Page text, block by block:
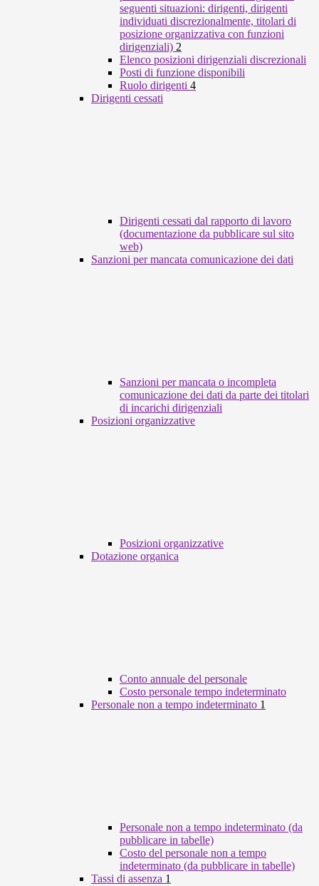
seguenti situazioni: dirigenti, dirigenti
individuati discrezionalmente, titolari di
posizione organizzativa con funzioni
dirigenziali) 2
Elenco posizioni dirigenziali discrezionali
Posti di funzione disponibili
Ruolo dirigenti 4
Dirigenti cessati
Dirigenti cessati dal rapporto di lavoro
(documentazione da pubblicare sul sito
web)
Sanzioni per mancata comunicazione dei dati
Sanzioni per mancata o incompleta
comunicazione dei dati da parte dei titolari
di incarichi dirigenziali
Posizioni organizzative
Posizioni organizzative
Dotazione organica
Conto annuale del personale
Costo personale tempo indeterminato
Personale non a tempo indeterminato 1
Personale non a tempo indeterminato (da
pubblicare in tabelle)
Costo del personale non a tempo
indeterminato (da pubblicare in tabelle)
Tassi di assenza 1